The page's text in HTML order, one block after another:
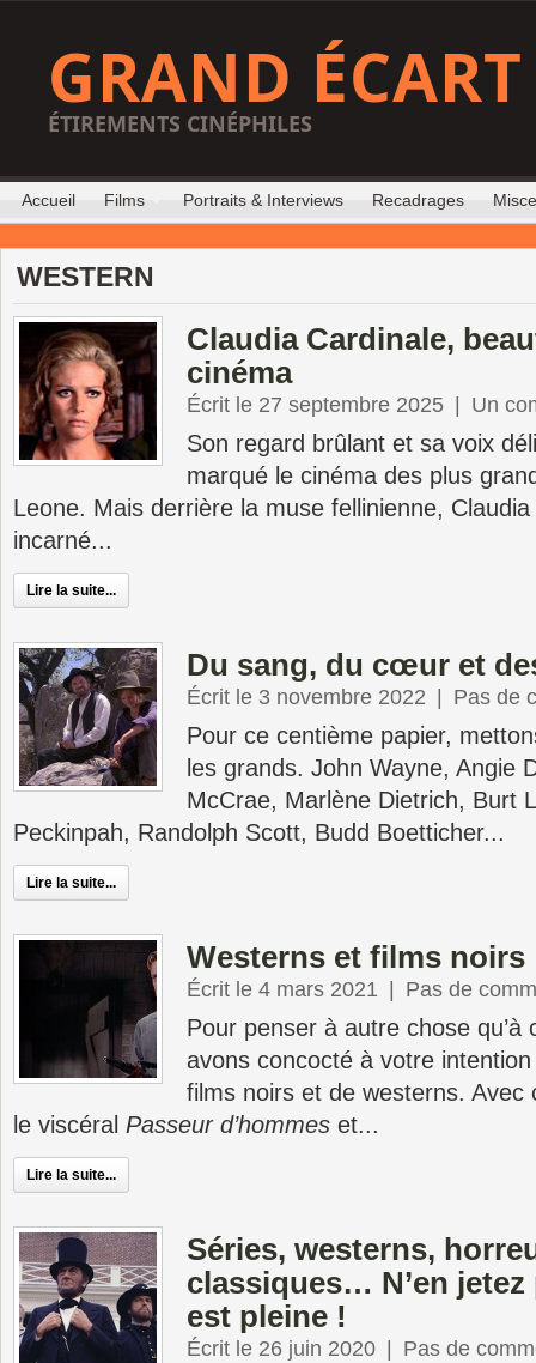
GRAND ÉCART
ÉTIREMENTS CINÉPHILES
Accueil Films Portraits & Interviews Recadrages
WESTERN
Claudia Cardinale,
cinéma
Écrit le 27 septembre 2025 Un
Son regard brûlant et sa voix
marqué le cinéma des plus
Leone. Mais derrière la muse fellinienne,
incarné...
Lire la suite...
Du sang, du cœur et
Écrit le 3 novembre 2022 Pas de
Pour ce centième papier,
les grands. John Wayne, Angie
McCrae, Marlène Dietrich, Burt
Peckinpah, Randolph Scott, Budd Boetticher...
Lire la suite...
Westerns et films noirs
Écrit le 4 mars 2021 Pas de
Pour penser à autre chose qu’à
avons concocté à votre
films noirs et de westerns.
le viscéral Passeur d’hommes et...
Lire la suite...
Séries, westerns,
classiques… N’en
est pleine !
Écrit le 26 juin 2020 Pas de